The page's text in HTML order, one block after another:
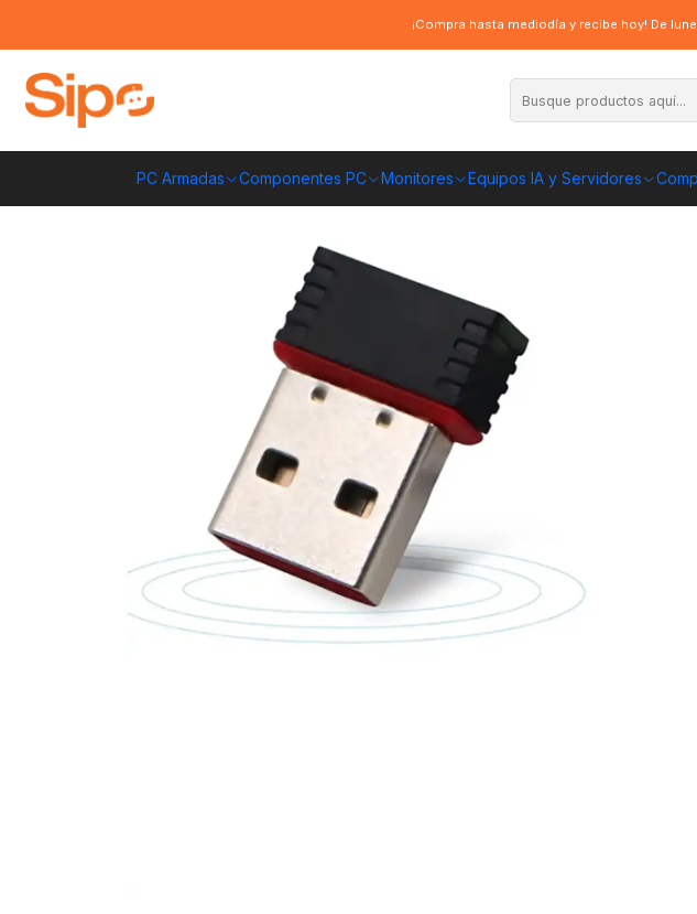
PC Armadas Componentes PC Monitores Equipos IA y Servidores
¡Compra hasta mediodía y recibe hoy! De
Adaptador Antena Wifi Usb, frecuencia 2.4ghz